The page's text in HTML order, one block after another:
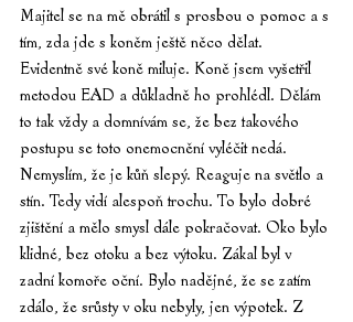
Majitel se na mě obrátil s prosbou o pomoc a s
tím, zda jde s koněm ještě něco dělat.
Evidentně své koně miluje. Koně jsem vyšetřil
metodou EAD a důkladně ho prohlédl. Dělám
to tak vždy a domnívám se, že bez takového
postupu se toto onemocnění vyléčit nedá.
Nemyslím, že je kůň slepý. Reaguje na světlo a
stín. Tedy vidí alespoň trochu. To bylo dobré
zjištění a mělo smysl dále pokračovat. Oko bylo
klidné, bez otoku a bez výtoku. Zákal byl v
zadní komoře oční. Bylo nadějné, že se zatím
zdálo, že srůsty v oku nebyly, jen výpotek. Z